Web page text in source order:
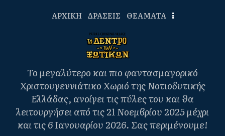
ΑΡΧΙΚΗ ΔΡΑΣΕΙΣ ΘΕΑΜΑΤΑ
Το μεγαλύτερο και πιο φαντασμαγορικό
Χριστουγεννιάτικο Χωριό της Νοτιοδυτικής
Ελλάδας, ανοίγει τις πύλες του και θα
λειτουργήσει από τις 21 Νοεμβρίου 2025 μέχρι
και τις 6 Ιανουαρίου 2026. Σας περιμένουμε!